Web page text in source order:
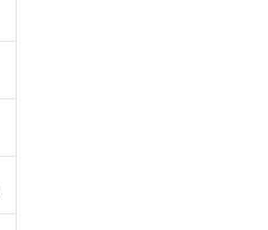
価格(税抜)を提供させていただ
品を出す予定はありません。
は確認中の商品です。
。
合などやむを得ず変更すること
ニルエーテル類(PBDE) 1000ppm以下、
す。
商品（以下｢規制貨物等」とい
または役務取引許可)を取得する